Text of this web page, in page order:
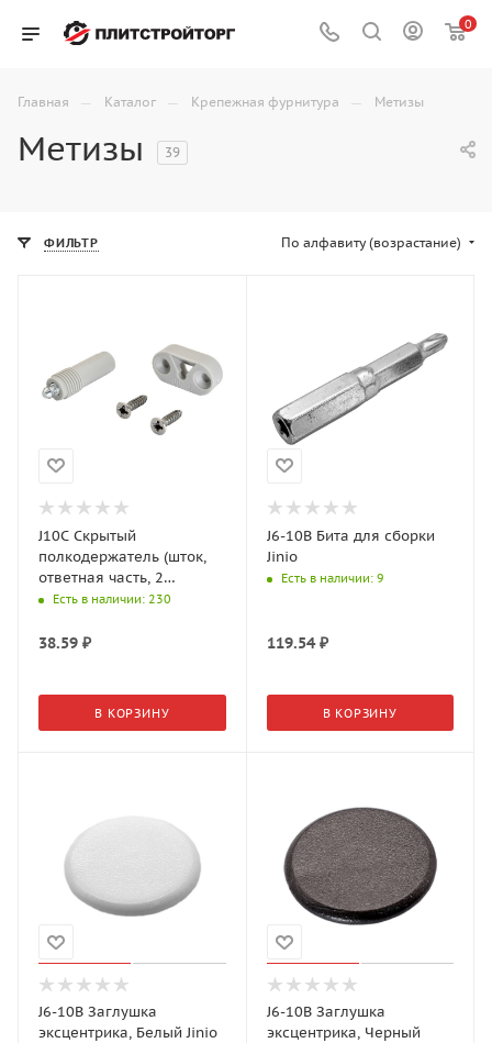
0
Главная — Каталог — Крепежная фурнитура — Метизы
Метизы 39
ФИЛЬТР По алфавиту (возрастание)
J10C Скрытый
полкодержатель (шток,
ответная часть, 2
самореза) Jinio
Есть в наличии: 230
38.59 ₽
В КОРЗИНУ
J6-10B Бита для сборки
Jinio
Есть в наличии: 9
119.54₽
В КОРЗИНУ
J6-10B Заглушка
эксцентрика, Белый Jinio
J6-10B Заглушка
эксцентрика, Черный